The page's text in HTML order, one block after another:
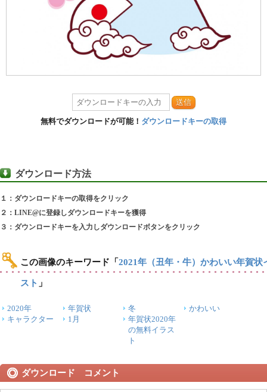
送信
無料でダウンロードが可能！ ダウンロードキーの取得
ダウンロード方法
１：ダウンロードキーの取得をクリック
２：LINE@に登録しダウンロードキーを獲得
３：ダウンロードキーを入力しダウンロードボタンをクリック
この画像のキーワード 「 2021年（丑年・牛）かわいい年賀状
スト 」
2020年 年賀状 冬
かわいい
キャラクター
1月
年賀状2020年
の無料イラス
ト
ダウンロード コメント